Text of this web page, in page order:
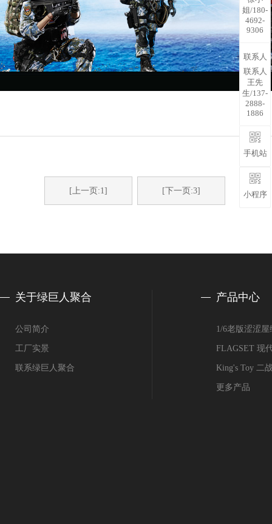
[上一页:1] [下一页:3]
关于绿巨人聚合
公司简介
工厂实景
联系绿巨人聚合
产品中心
1/6老版涩涩
FLAGSET 现
King's Toy 二
更多产品
姐/180-
4692-
9306
联系人
联系人
王先
生/137-
2888-
1886
手机站
小程序